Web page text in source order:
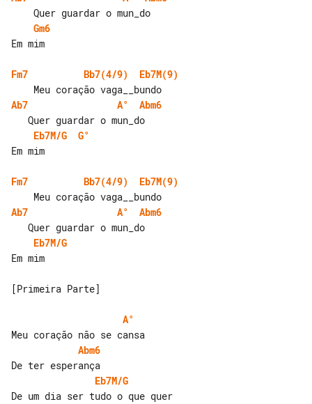
Gm6
Em mim
Fm7 Bb7(4/9)
Eb7M(9)
Ab7
A°
Abm6
Eb7M/G
G°
Em mim
Fm7 Bb7(4/9)
Eb7M(9)
Ab7
A°
Abm6
Eb7M/G
Em mim
[Primeira Parte]
A°
Abm6
Eb7M/G
De um dia ser tudo o que quer